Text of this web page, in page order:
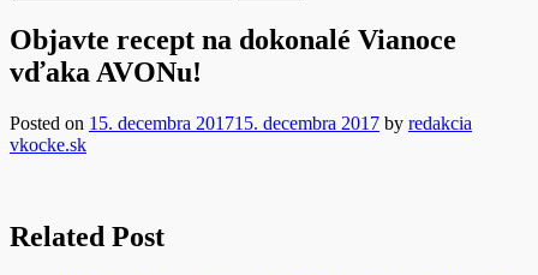
Objavte recept na dokonalé Vianoce
vďaka AVONu!
Posted on 15. decembra 201715. decembra 2017 by redakcia
vkocke.sk
Related Post